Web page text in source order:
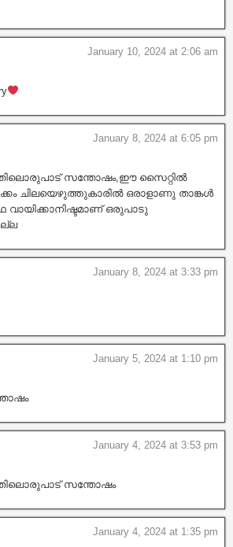
January 10, 2024 at 2:06 am
January 8, 2024 at 6:05 pm
സന്തോഷം,ഈ സൈറ്റിൽ
ചിലയെഴുത്തുകാരിൽ ഒരാളാണു താങ്കൾ
ഒരുപാടു
January 8, 2024 at 3:33 pm
January 5, 2024 at 1:10 pm
January 4, 2024 at 3:53 pm
സന്തോഷം
January 4, 2024 at 1:35 pm